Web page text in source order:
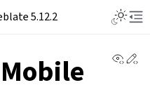
5.12.2